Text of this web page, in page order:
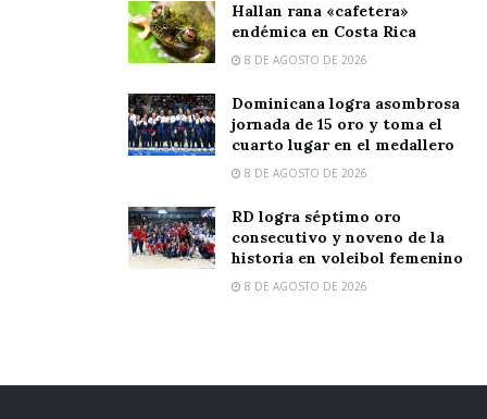
Hallan rana «cafetera»
endémica en Costa Rica
8 DE AGOSTO DE 2026
Dominicana logra asombrosa
jornada de 15 oro y toma el
cuarto lugar en el medallero
8 DE AGOSTO DE 2026
RD logra séptimo oro
consecutivo y noveno de la
historia en voleibol femenino
8 DE AGOSTO DE 2026